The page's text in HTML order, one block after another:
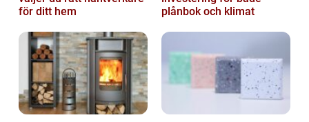
för ditt hem
plånbok och klimat